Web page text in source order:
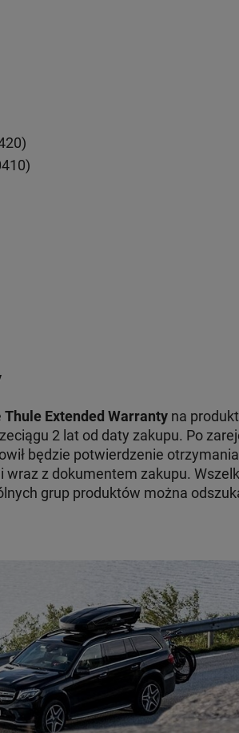
Thule Extended Warrantyna
2 lat od daty zakupu. Po
będzie potwierdzenie
wraz z dokumentem zakupu.
grup produktów można